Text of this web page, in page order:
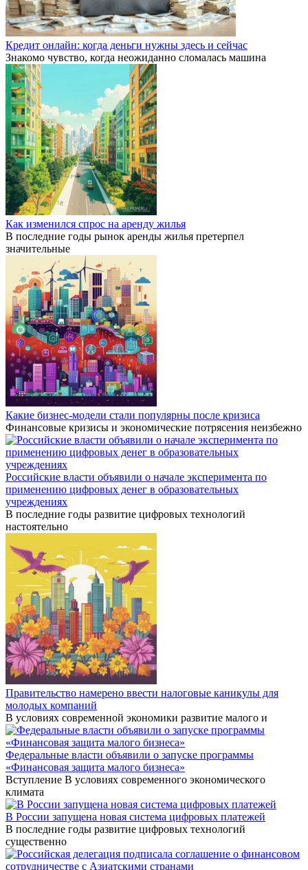
Кредит онлайн: когда деньги нужны здесь и сейчас
Знакомо чувство, когда неожиданно сломалась машина
Как изменился спрос на аренду жилья
В последние годы рынок аренды жилья претерпел
значительные
Какие бизнес-модели стали популярны после кризиса
Финансовые кризисы и экономические потрясения неизбежно
Российские власти объявили о начале эксперимента по
применению цифровых денег в образовательных
учреждениях
В последние годы развитие цифровых технологий
настоятельно
Правительство намерено ввести налоговые каникулы для
молодых компаний
В условиях современной экономики развитие малого и
Федеральные власти объявили о запуске программы
«Финансовая защита малого бизнеса»
Вступление В условиях современного экономического
климата
В России запущена новая система цифровых платежей
В последние годы развитие цифровых технологий
существенно